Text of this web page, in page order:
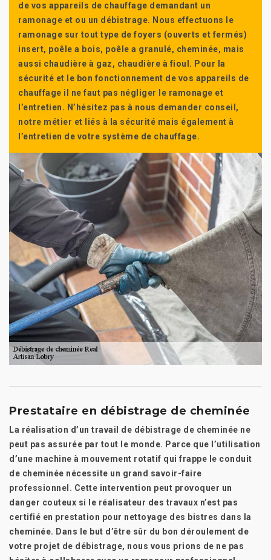
de vos appareils de chauffage demandant un
ramonage et ou un débistrage. Nous effectuons le
ramonage sur tout type de foyers (ouverts et fermés)
insert, poêle a bois, poêle a granulé, cheminée, mais
aussi chaudière à gaz, chaudière à fioul. Pour la
sécurité et le bon fonctionnement de vos appareils de
chauffage il ne faut pas négliger le ramonage et
l’entretien. N’hésitez pas à nous demander conseil,
notre métier et liés à la sécurité mais également à
l’entretien de votre système de chauffage.
Prestataire en débistrage de cheminée
La réalisation d’un travail de débistrage de cheminée ne
peut pas assurée par tout le monde. Parce que l’utilisation
d’une machine à mouvement rotatif qui frappe le conduit
de cheminée nécessite un grand savoir-faire
professionnel. Cette intervention peut provoquer un
danger couteux si le réalisateur des travaux n’est pas
certifié en prestation pour nettoyage des bistres dans la
cheminée. Dans le but d’être sûr du bon déroulement de
votre projet de débistrage, nous vous prions de ne pas